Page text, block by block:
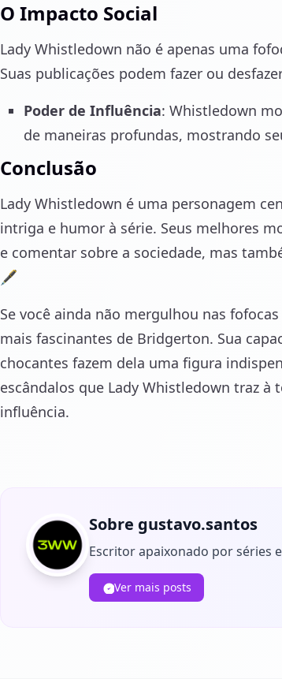
O Impacto Social
Lady Whistledown não é apenas uma
Suas publicações podem fazer ou
Poder de Influência: Whistledown
de maneiras profundas, mostrando
Conclusão
Lady Whistledown é uma personagem
intriga e humor à série. Seus melhores
e comentar sobre a sociedade, mas
🖋️
Se você ainda não mergulhou nas
mais fascinantes de Bridgerton. Sua
chocantes fazem dela uma figura
escândalos que Lady Whistledown traz à
influência.
Sobre gustavo.santos
Escritor apaixonado por séries
Ver mais posts